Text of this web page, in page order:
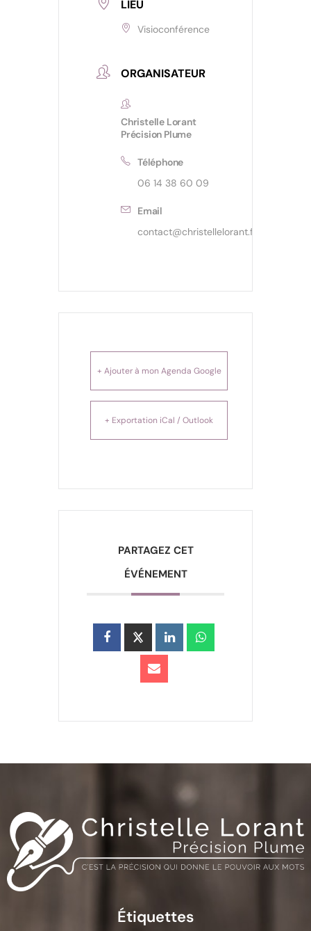
LIEU
Visioconférence
ORGANISATEUR
Christelle Lorant
Précision Plume
Téléphone
06 14 38 60 09
Email
contact@christellelorant.fr
+ Ajouter à mon Agenda Google
+ Exportation iCal / Outlook
PARTAGEZ CET
ÉVÉNEMENT
Étiquettes